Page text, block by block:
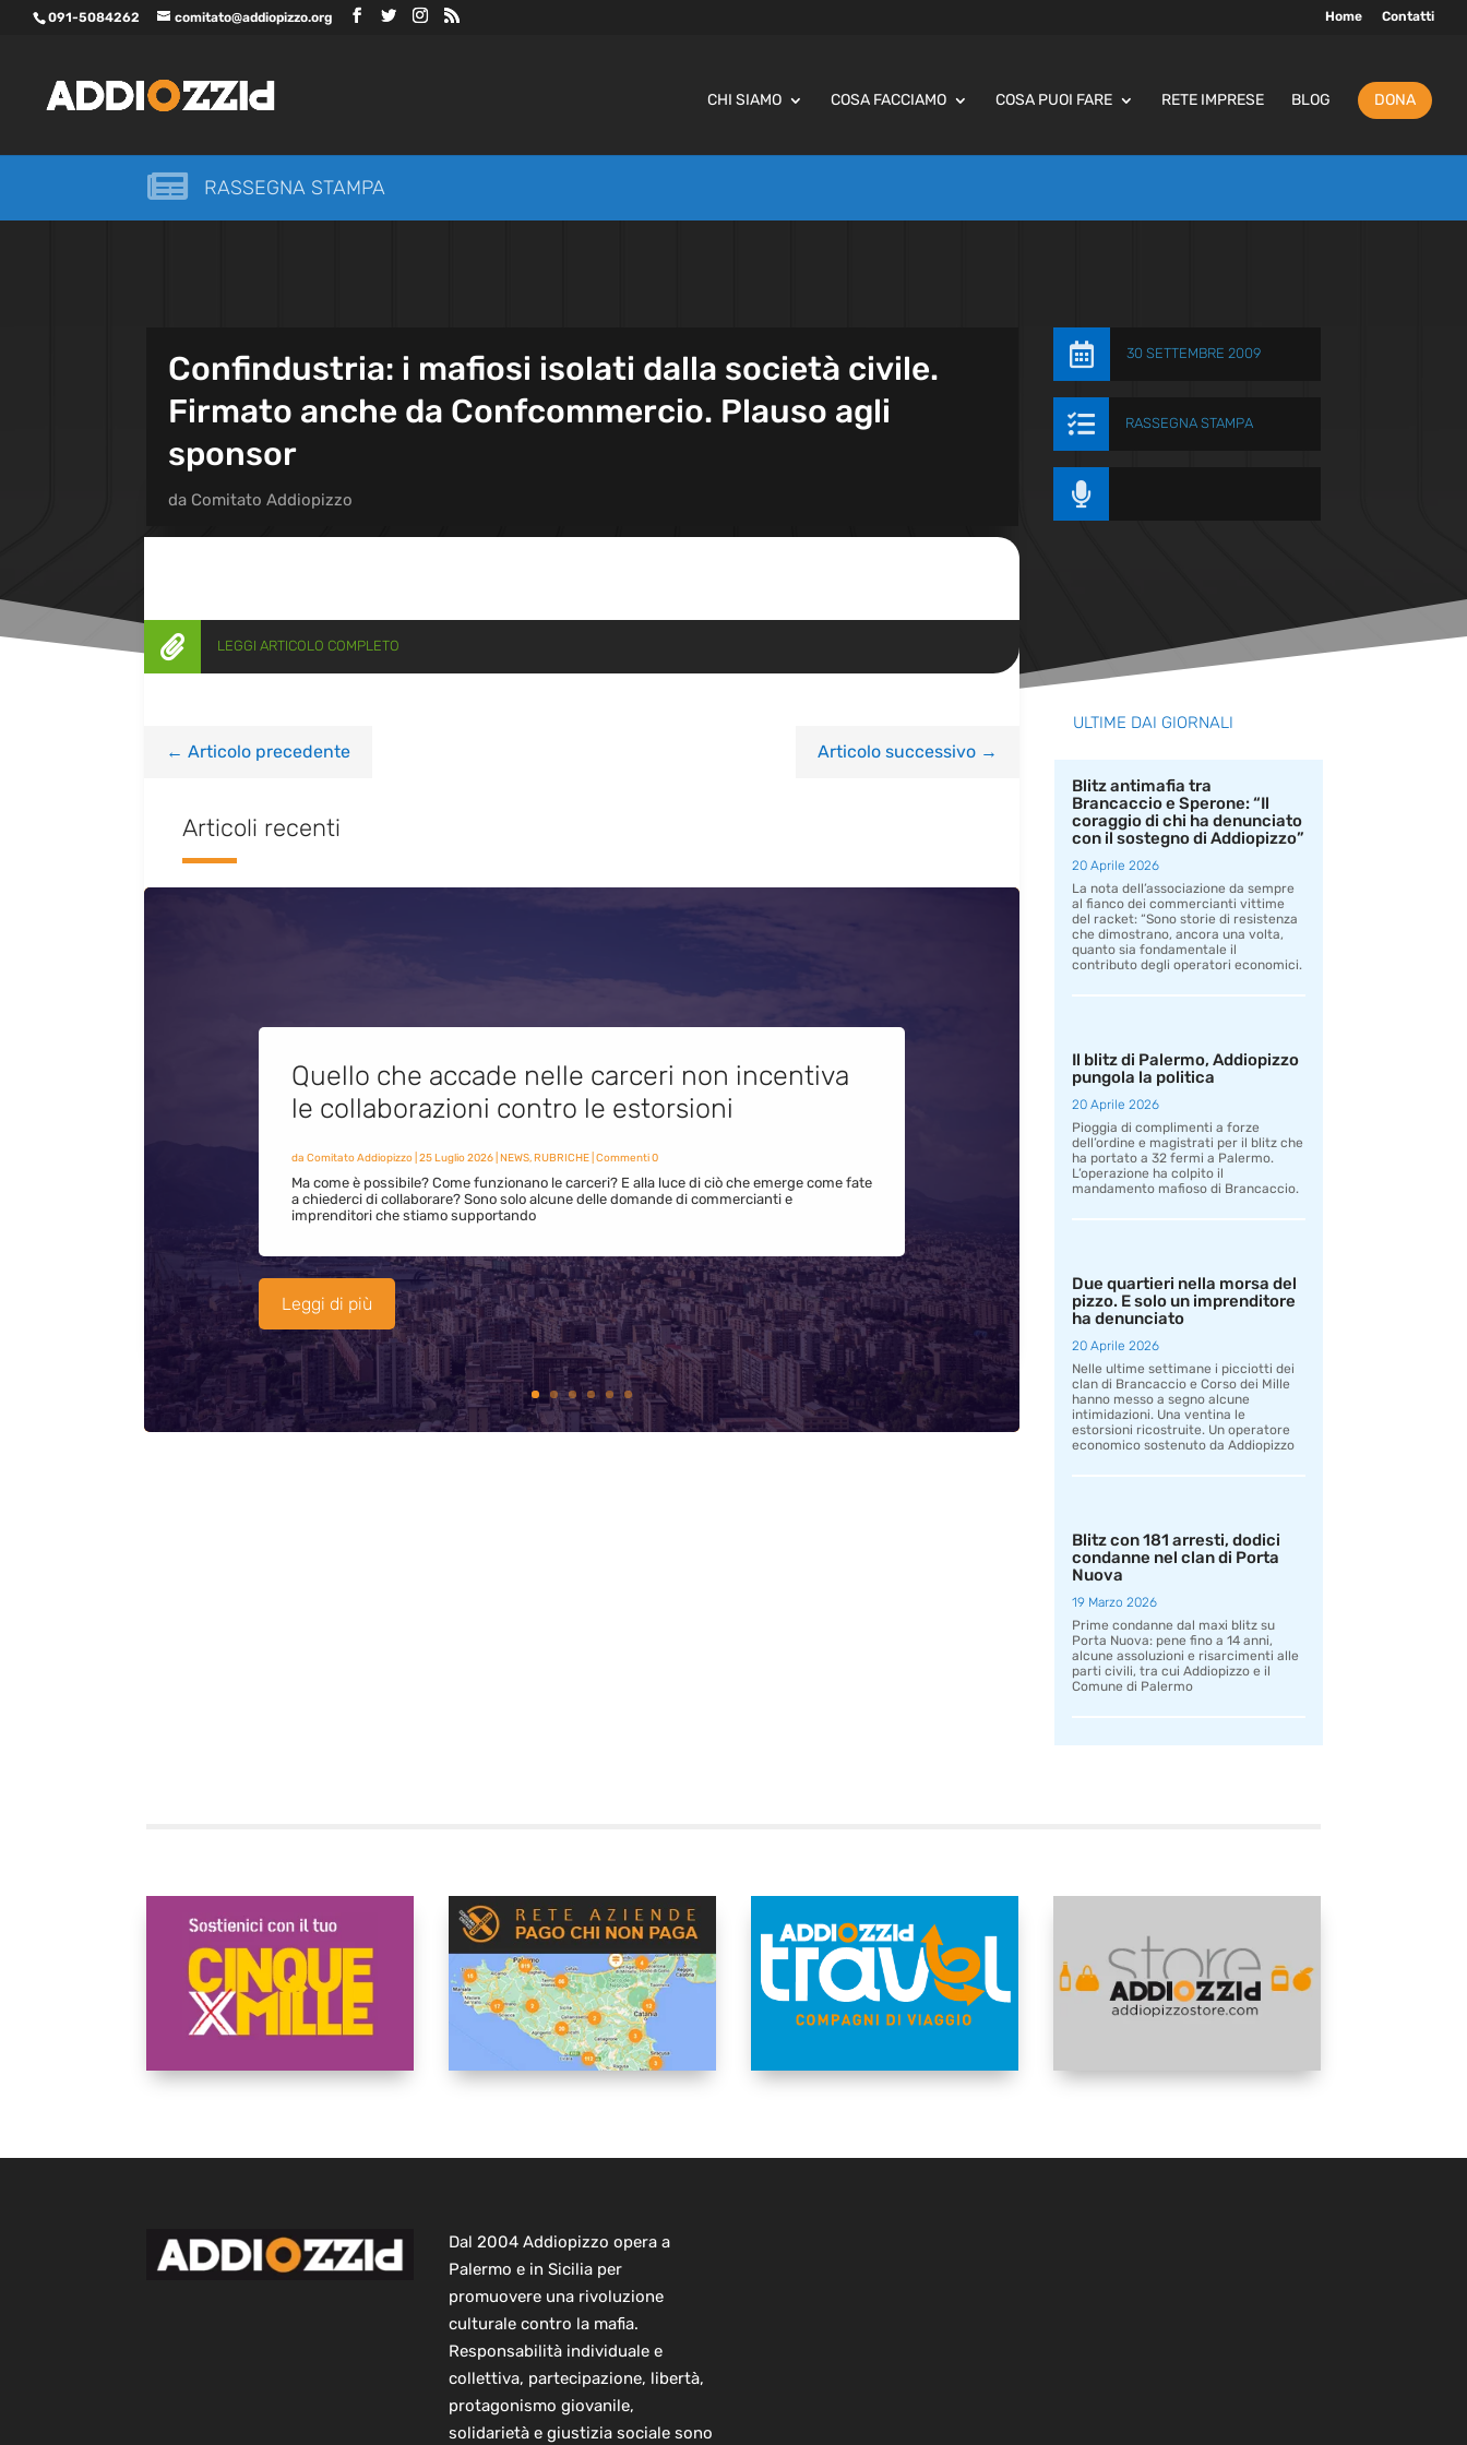
091-5084262 comitato@addiopizzo.org Home Contatti
CHI SIAMO COSA FACCIAMO COSA PUOI FARE RETE IMPRESE BLOG DONA
 RASSEGNA STAMPA
Confindustria: i mafiosi isolati dalla società civile.
Firmato anche da Confcommercio. Plauso agli
sponsor
da Comitato Addiopizzo
 30 SETTEMBRE 2009
 RASSEGNA STAMPA

 LEGGI ARTICOLO COMPLETO
← Articolo precedente Articolo successivo→
Articoli recenti
Quello che accade nelle carceri non incentiva
le collaborazioni contro le estorsioni
da Comitato Addiopizzo| 25 Luglio 2026| NEWS,RUBRICHE| Commenti 0
Ma come è possibile? Come funzionano le carceri? E alla luce di ciò che emerge come fate
a chiederci di collaborare? Sono solo alcune delle domande di commercianti e
imprenditori che stiamo supportando
Leggi di più
ULTIME DAI GIORNALI
Blitz antimafia tra
Brancaccio e Sperone: “Il
coraggio di chi ha denunciato
con il sostegno di Addiopizzo”
20 Aprile 2026
La nota dell’associazione da sempre
al fianco dei commercianti vittime
del racket: “Sono storie di resistenza
che dimostrano, ancora una volta,
quanto sia fondamentale il
contributo degli operatori economici.
Il blitz di Palermo, Addiopizzo
pungola la politica
20 Aprile 2026
Pioggia di complimenti a forze
dell’ordine e magistrati per il blitz che
ha portato a 32 fermi a Palermo.
L’operazione ha colpito il
mandamento mafioso di Brancaccio.
Due quartieri nella morsa del
pizzo. E solo un imprenditore
ha denunciato
20 Aprile 2026
Nelle ultime settimane i picciotti dei
clan di Brancaccio e Corso dei Mille
hanno messo a segno alcune
intimidazioni. Una ventina le
estorsioni ricostruite. Un operatore
economico sostenuto da Addiopizzo
Blitz con 181 arresti, dodici
condanne nel clan di Porta
Nuova
19 Marzo 2026
Prime condanne dal maxi blitz su
Porta Nuova: pene fino a 14 anni,
alcune assoluzioni e risarcimenti alle
parti civili, tra cui Addiopizzo e il
Comune di Palermo
Dal 2004 Addiopizzo opera a
Palermo e in Sicilia per
promuovere una rivoluzione
culturale contro la mafia.
Responsabilità individuale e
collettiva, partecipazione, libertà,
protagonismo giovanile,
solidarietà e giustizia sociale sono